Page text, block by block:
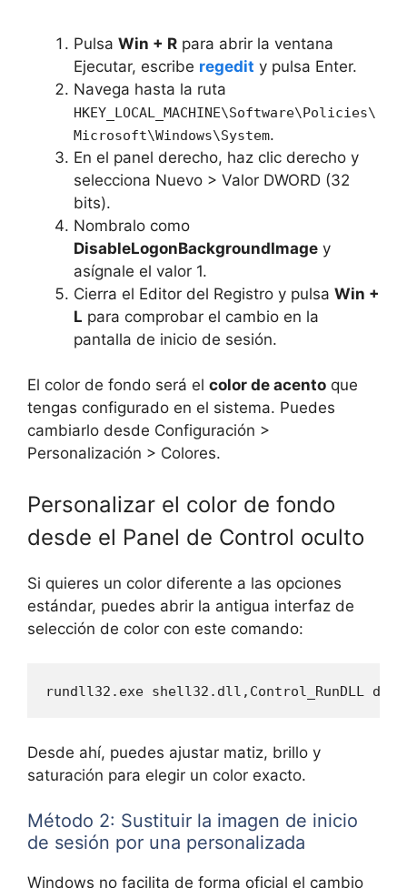
Pulsa Win + R para abrir la ventana
Ejecutar, escribe regedit y pulsa Enter.
Navega hasta la ruta
HKEY_LOCAL_MACHINE\Software\Policies\
Microsoft\Windows\System.
En el panel derecho, haz clic derecho y
selecciona Nuevo > Valor DWORD (32
bits).
Nombralo como
DisableLogonBackgroundImage y
asígnale el valor 1.
Cierra el Editor del Registro y pulsa Win +
L para comprobar el cambio en la
pantalla de inicio de sesión.
El color de fondo será el color de acento que
tengas configurado en el sistema. Puedes
cambiarlo desde Configuración >
Personalización > Colores.
Personalizar el color de fondo
desde el Panel de Control oculto
Si quieres un color diferente a las opciones
estándar, puedes abrir la antigua interfaz de
selección de color con este comando:
rundll32.exe shell32.dll,Control_RunDLL
Desde ahí, puedes ajustar matiz, brillo y
saturación para elegir un color exacto.
Método 2: Sustituir la imagen de inicio
de sesión por una personalizada
Windows no facilita de forma oficial el cambio